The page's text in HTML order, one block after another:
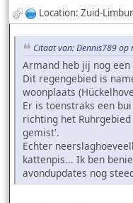
Location: Zuid-
Citaat van: Dennis789
Armand heb jij nog een
Dit regengebied is
woonplaats
Er is toenstraks een
richting het
gemist'.
Echter
kattenpis... Ik ben
avondupdates nog